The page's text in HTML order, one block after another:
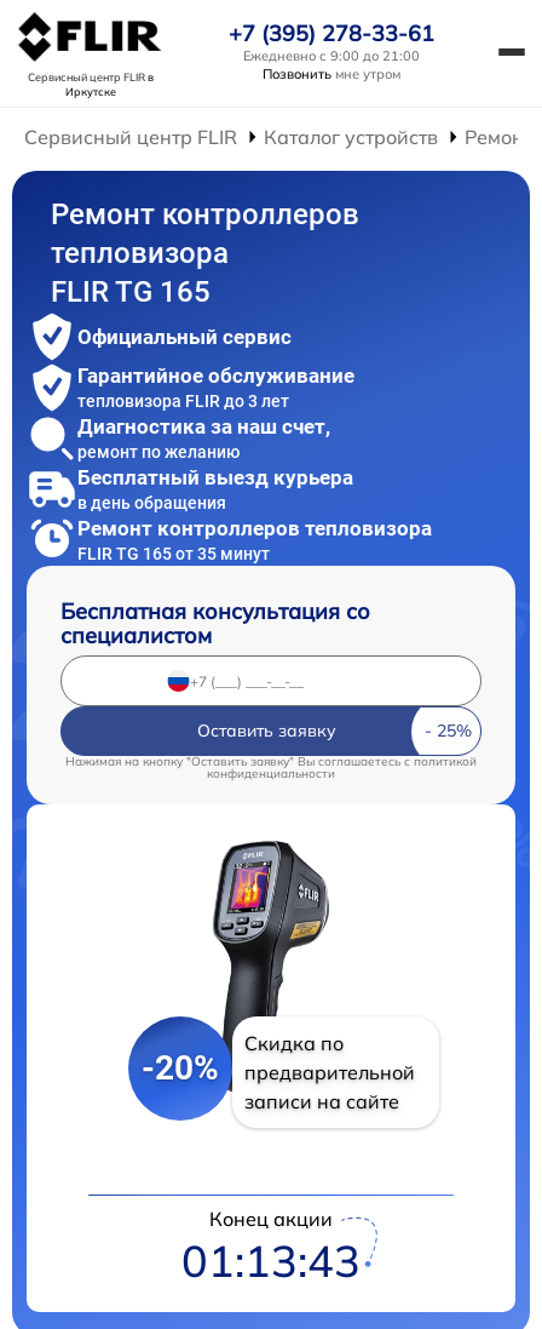
Сервисный центр FLIRв
Иркутске
+7 (395) 278-33-61
Ежедневно с 9:00 до 21:00
Позвонить мне утром
Сервисный центр FLIR Каталог устройств Ремонт
Ремонт контроллеров
тепловизора
FLIR TG 165
Официальный сервис
Гарантийное обслуживание
тепловизора FLIR до 3 лет
Диагностика за наш счет,
ремонт по желанию
Бесплатный выезд курьера
в день обращения
Ремонт контроллеров тепловизора
FLIR TG 165 от 35 минут
Бесплатная консультация со
специалистом
Оставить заявку
Нажимая на кнопку "Оставить заявку" Вы соглашаетесь c политикой
конфиденциальности
-20%
Скидка по
предварительной
записи на сайте
Конец акции
01:13:42